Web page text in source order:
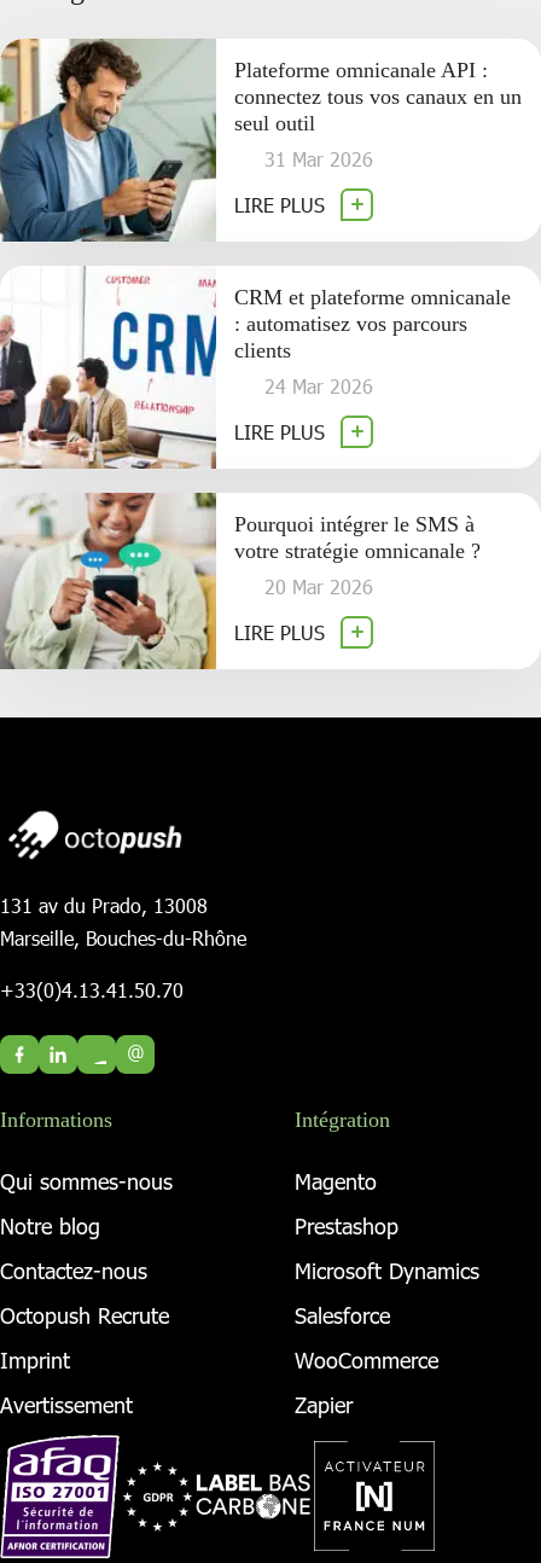
Plateforme omnicanale API :
connectez tous vos canaux en un
seul outil
31 Mar 2026
LIRE PLUS
CRM et plateforme omnicanale
: automatisez vos parcours
clients
24 Mar 2026
LIRE PLUS
Pourquoi intégrer le SMS à
votre stratégie omnicanale ?
20 Mar 2026
LIRE PLUS
131 av du Prado, 13008
Marseille, Bouches-du-Rhône
+33(0)4.13.41.50.70
@
Informations
Qui sommes-nous
Notre blog
Contactez-nous
Octopush Recrute
Imprint
Avertissement
Intégration
Magento
Prestashop
Microsoft Dynamics
Salesforce
WooCommerce
Zapier